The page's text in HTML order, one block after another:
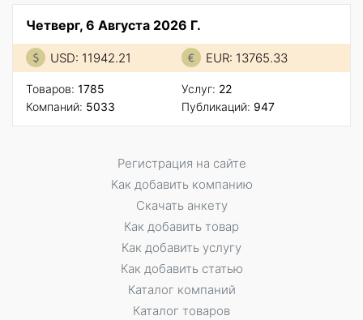
Четверг, 6 Августа 2026 Г.
USD: 11942.21 EUR: 13765.33
Товаров: 1785
Компаний: 5033
Услуг: 22
Публикаций: 947
Регистрация на сайте
Как добавить компанию
Скачать анкету
Как добавить товар
Как добавить услугу
Как добавить статью
Каталог компаний
Каталог товаров